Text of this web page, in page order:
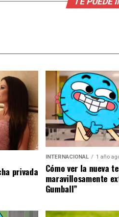
privada
INTERNACIONAL 1 año
Cómo ver la nueva
maravillosamente
Gumball”